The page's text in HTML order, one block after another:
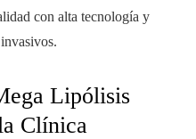
con alta tecnología y
Lipólisis
Clínica